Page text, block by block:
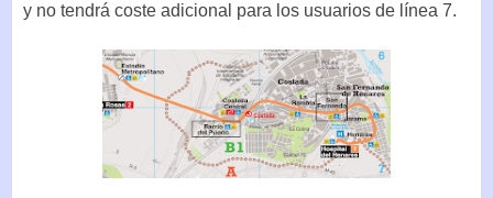
y no tendrá coste adicional para los usuarios de línea 7.